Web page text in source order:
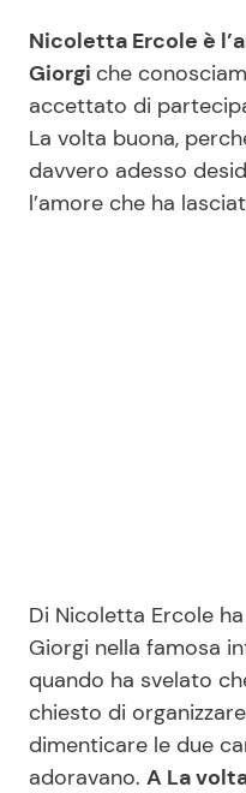
Mondo Mamma
News benessere
Salute
Chi siamo
Disclaimer e Privacy
Redazione
Contattaci
Nicoletta Ercole è
Giorgi che
accettato di
La volta buona,
davvero adesso
l’amore che ha
Di Nicoletta Ercole
Giorgi nella famosa
quando ha svelato
chiesto di
dimenticare le due
adoravano. A La